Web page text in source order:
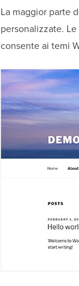
La maggior parte
personalizzate. Le
consente ai temi